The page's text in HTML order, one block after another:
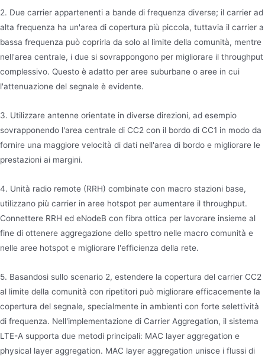
2. Due carrier appartenenti a bande di frequenza diverse; il carrier ad
alta frequenza ha un'area di copertura più piccola, tuttavia il carrier a
bassa frequenza può coprirla da solo al limite della comunità, mentre
nell'area centrale, i due si sovrappongono per migliorare il throughput
complessivo. Questo è adatto per aree suburbane o aree in cui
l'attenuazione del segnale è evidente.
3. Utilizzare antenne orientate in diverse direzioni, ad esempio
sovrapponendo l'area centrale di CC2 con il bordo di CC1 in modo da
fornire una maggiore velocità di dati nell'area di bordo e migliorare le
prestazioni ai margini.
4. Unità radio remote (RRH) combinate con macro stazioni base,
utilizzano più carrier in aree hotspot per aumentare il throughput.
Connettere RRH ed eNodeB con fibra ottica per lavorare insieme al
fine di ottenere aggregazione dello spettro nelle macro comunità e
nelle aree hotspot e migliorare l'efficienza della rete.
5. Basandosi sullo scenario 2, estendere la copertura del carrier CC2
al limite della comunità con ripetitori può migliorare efficacemente la
copertura del segnale, specialmente in ambienti con forte selettività
di frequenza. Nell'implementazione di Carrier Aggregation, il sistema
LTE-A supporta due metodi principali: MAC layer aggregation e
physical layer aggregation. MAC layer aggregation unisce i flussi di